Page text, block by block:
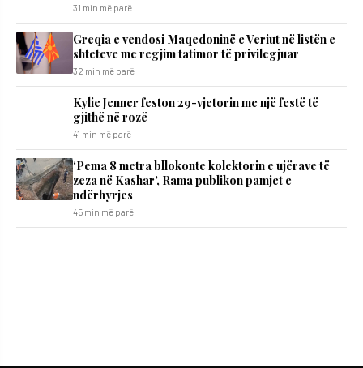
31 min më parë
Greqia e vendosi Maqedoninë e Veriut në listën e
shteteve me regjim tatimor të privilegjuar
32 min më parë
Kylie Jenner feston 29-vjetorin me një festë të
gjithë në rozë
41 min më parë
‘Pema 8 metra bllokonte kolektorin e ujërave të
zeza në Kashar’, Rama publikon pamjet e
ndërhyrjes
45 min më parë